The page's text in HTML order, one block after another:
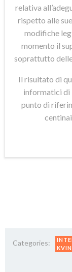
relativa
rispetto alle
modifiche
momento il
soprattutto
Il risultato di
informatici di
punto di
Categories: